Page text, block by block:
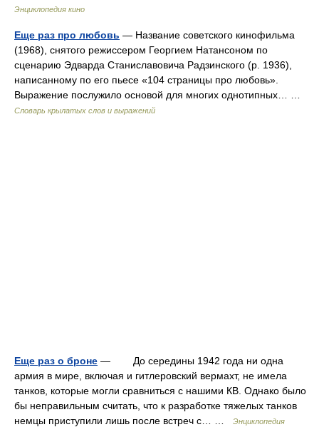
Энциклопедия кино
Еще раз про любовь — Название советского кинофильма
(1968), снятого режиссером Георгием Натансоном по
сценарию Эдварда Станиславовича Радзинского (р. 1936),
написанному по его пьесе «104 страницы про любовь».
Выражение послужило основой для многих однотипных… …
Словарь крылатых слов и выражений
Еще раз о броне — До середины 1942 года ни одна
армия в мире, включая и гитлеровский вермахт, не имела
танков, которые могли сравниться с нашими КВ. Однако было
бы неправильным считать, что к разработке тяжелых танков
немцы приступили лишь после встреч с… …
Энциклопедия